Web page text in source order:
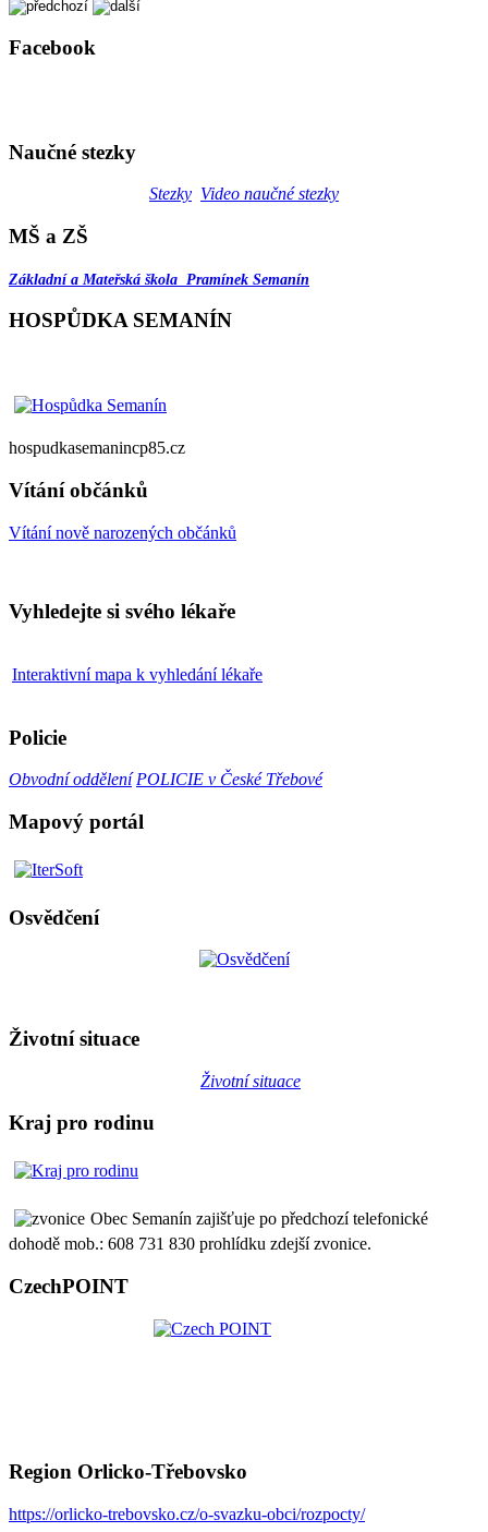
Facebook
Naučné stezky
Stezky Video naučné stezky
MŠ a ZŠ
Základní a Mateřská škola Pramínek Semanín
HOSPŮDKA SEMANÍN
hospudkasemanincp85.cz
Vítání občánků
Vítání nově narozených občánků
Vyhledejte si svého lékaře
Interaktivní mapa k vyhledání lékaře
Policie
Obvodní oddělení POLICIE v České Třebové
Mapový portál
Osvědčení
Životní situace
Životní situace
Kraj pro rodinu
Obec Semanín zajišťuje po předchozí telefonické
dohodě mob.: 608 731 830 prohlídku zdejší zvonice.
CzechPOINT
Region Orlicko-Třebovsko
https://orlicko-trebovsko.cz/o-svazku-obci/rozpocty/